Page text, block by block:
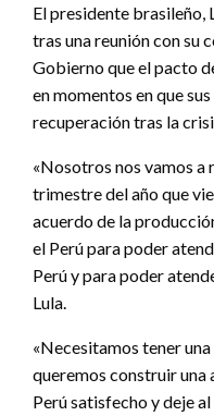
El presidente brasileño,
tras una reunión con su
Gobierno que el pacto
en momentos en que
recuperación tras la
«Nosotros nos vamos a
trimestre del año que
acuerdo de la
el Perú para poder
Perú y para poder
Lula.
«Necesitamos tener
queremos construir una
Perú satisfecho y deje